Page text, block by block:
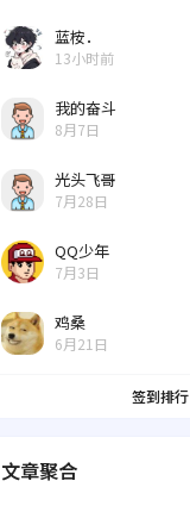
蓝桉．
13小时前
我的奋斗
8月7日
光头飞哥
7月28日
QQ少年
7月3日
鸡桑
6月21日
签到排行
文章聚合